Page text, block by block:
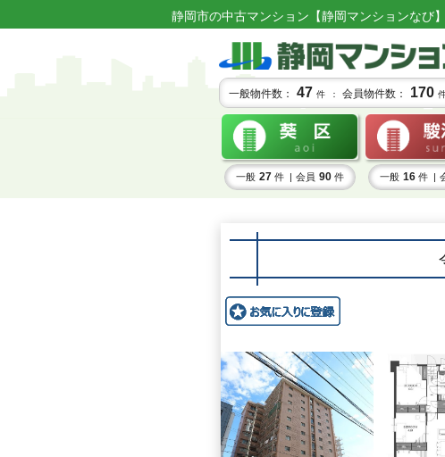
静岡市の中古マンション【静岡マンションなび】
一般物件数： 47 件 ： 会員物件数： 170
一般 27 件 | 会員 90 件 一般 16 件 |